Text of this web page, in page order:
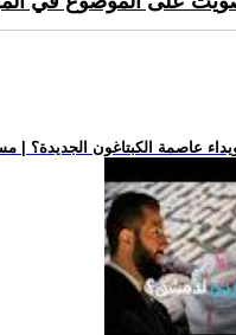
عاصمة الكبتاغون الجديدة؟ |